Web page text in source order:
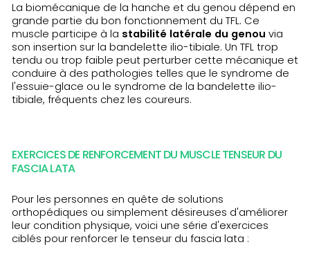
La biomécanique de la hanche et du genou dépend en
grande partie du bon fonctionnement du TFL. Ce
muscle participe à la stabilité latérale du genou via
son insertion sur la bandelette ilio-tibiale. Un TFL trop
tendu ou trop faible peut perturber cette mécanique et
conduire à des pathologies telles que le syndrome de
l'essuie-glace ou le syndrome de la bandelette ilio-
tibiale, fréquents chez les coureurs.
EXERCICES DE RENFORCEMENT DU MUSCLE TENSEUR DU
FASCIA LATA
Pour les personnes en quête de solutions
orthopédiques ou simplement désireuses d'améliorer
leur condition physique, voici une série d'exercices
ciblés pour renforcer le tenseur du fascia lata :